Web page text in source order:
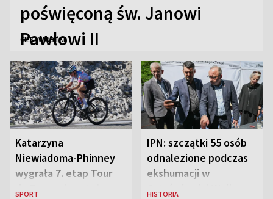
poświęconą św. Janowi
Pawłowi II
CIEKAWOSTKI
Katarzyna
Niewiadoma-Phinney
wygrała 7. etap Tour
de France i została
SPORT
IPN: szczątki 55 osób
odnalezione podczas
ekshumacji w
Ostrówkach i Woli
HISTORIA